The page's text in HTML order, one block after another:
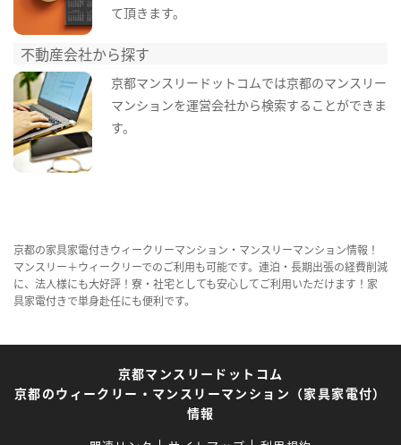
て頂きます。
不動産会社から探す
京都マンスリードットコムでは京都のマンスリー
マンションを運営会社から検索することができま
す。
京都の家具家電付きウィークリーマンション・マンスリーマンション情報！
マンスリー＋ウィークリーでのご利用も可能です。連泊・長期出張の経費削減
に、法人様にも大好評！寮・社宅としても安心してご利用いただけます！家
具家電付きで単身赴任にも便利です。
京都マンスリードットコム
京都のウィークリー・マンスリーマンション（家具家電付）
情報